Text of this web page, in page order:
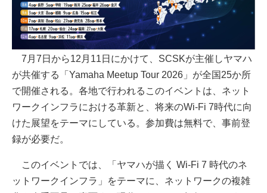
7月7日から12月11日にかけて、SCSKが主催しヤマハ
が共催する「Yamaha Meetup Tour 2026」が全国25か所
で開催される。各地で行われるこのイベントは、ネット
ワークインフラにおける革新と、将来のWi-Fi 7時代に向
けた展望をテーマにしている。参加費は無料で、事前登
録が必要だ。
このイベントでは、「ヤマハが描く Wi-Fi 7 時代のネ
ットワークインフラ」をテーマに、ネットワークの複雑